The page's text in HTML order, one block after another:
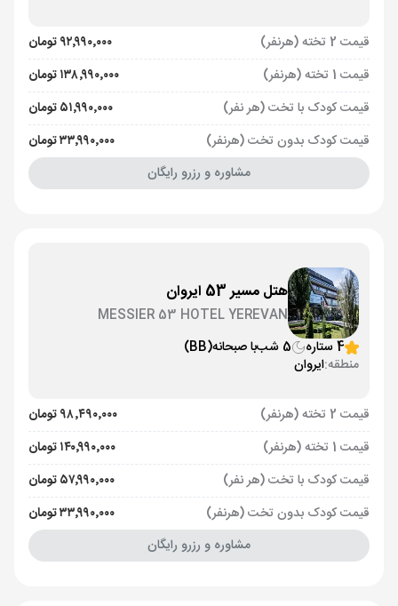
قیمت 2 تخته (هرنفر)
۹۲٬۹۹۰٬۰۰۰ تومان
قیمت 1 تخته (هرنفر)
۱۳۸٬۹۹۰٬۰۰۰ تومان
قیمت کودک با تخت (هر نفر)
۵۱٬۹۹۰٬۰۰۰ تومان
قیمت کودک بدون تخت (هرنفر)
۳۳٬۹۹۰٬۰۰۰ تومان
مشاوره و رزرو رایگان
هتل مسیر 53 ایروان
MESSIER 53 HOTEL YEREVAN
4 ستاره
5 شب با صبحانه(BB)
منطقه:ایروان
قیمت 2 تخته (هرنفر)
۹۸٬۴۹۰٬۰۰۰ تومان
قیمت 1 تخته (هرنفر)
۱۴۰٬۹۹۰٬۰۰۰ تومان
قیمت کودک با تخت (هر نفر)
۵۷٬۹۹۰٬۰۰۰ تومان
قیمت کودک بدون تخت (هرنفر)
۳۳٬۹۹۰٬۰۰۰ تومان
مشاوره و رزرو رایگان